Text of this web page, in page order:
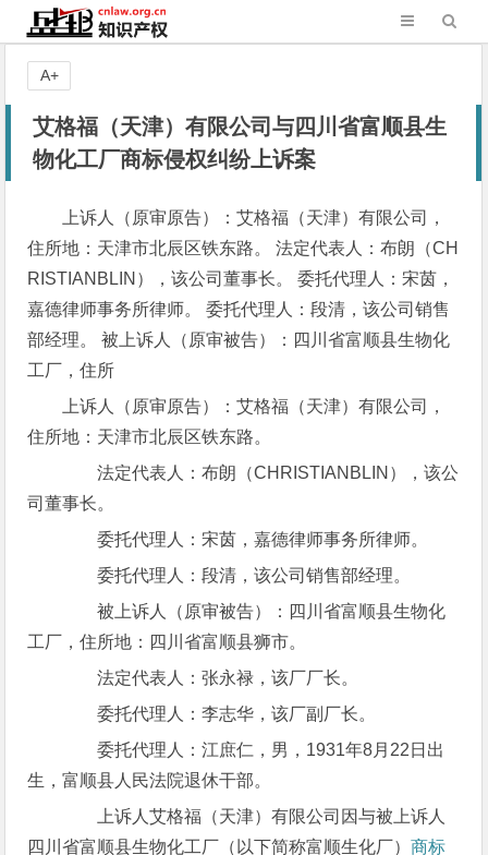
艾格福（天津）有限公司与四川省富顺县生
物化工厂商标侵权纠纷上诉案
上诉人（原审原告）：艾格福（天津）有限公司，
住所地：天津市北辰区铁东路。 法定代表人：布朗（CH
RISTIANBLIN），该公司董事长。 委托代理人：宋茵，
嘉德律师事务所律师。 委托代理人：段清，该公司销售
部经理。 被上诉人（原审被告）：四川省富顺县生物化
工厂，住所
上诉人（原审原告）：艾格福（天津）有限公司，
住所地：天津市北辰区铁东路。
法定代表人：布朗（CHRISTIANBLIN），该公
司董事长。
委托代理人：宋茵，嘉德律师事务所律师。
委托代理人：段清，该公司销售部经理。
被上诉人（原审被告）：四川省富顺县生物化
工厂，住所地：四川省富顺县狮市。
法定代表人：张永禄，该厂厂长。
委托代理人：李志华，该厂副厂长。
委托代理人：江庶仁，男，1931年8月22日出
生，富顺县人民法院退休干部。
上诉人艾格福（天津）有限公司因与被上诉人
四川省富顺县生物化工厂（以下简称富顺生化厂）商标
A+